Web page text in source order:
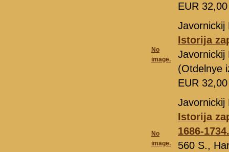
EUR
No
image.
Javornickij
Istorija
(Otdelnye
EUR
No
image.
Javornickij
Istorija
1686-
560 S.,